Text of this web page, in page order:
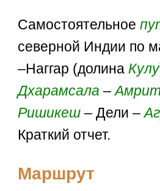
Самостоятельное
северной Индии по
–Наггар (долина Кулу
Дхарамсала –
Ришикеш – Дели –
Краткий отчет.
Маршрут